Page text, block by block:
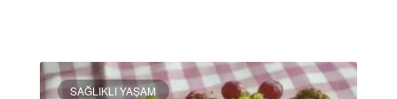
SAĞLIKLI YAŞAM